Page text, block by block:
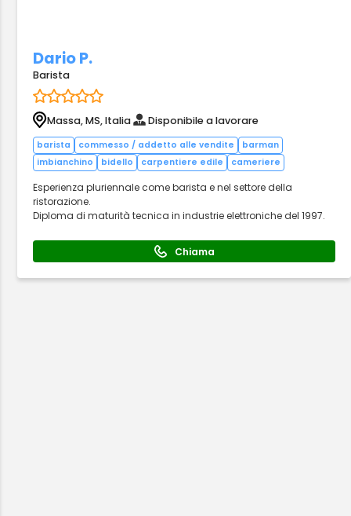
Dario P.
Barista
Massa, MS, Italia Disponibile a lavorare
barista commesso / addetto alle vendite
barman
imbianchino
bidello carpentiere edile cameriere
Esperienza pluriennale come barista e nel settore della
ristorazione.
Diploma di maturità tecnica in industrie elettroniche del 1997.
Chiama